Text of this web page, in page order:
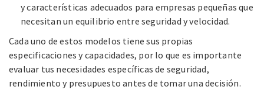
y características adecuados para empresas pequeñas que
necesitan un equilibrio entre seguridad y velocidad.
Cada uno de estos modelos tiene sus propias
especificaciones y capacidades, por lo que es importante
evaluar tus necesidades específicas de seguridad,
rendimiento y presupuesto antes de tomar una decisión.